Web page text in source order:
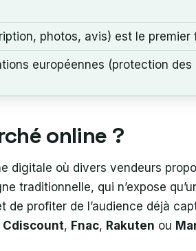
photos, avis) est le premier
européennes (protection
online ?
digitale où divers vendeurs
traditionnelle, qui n’expose
de profiter de l’audience déjà
Cdiscount, Fnac, Rakuten ou